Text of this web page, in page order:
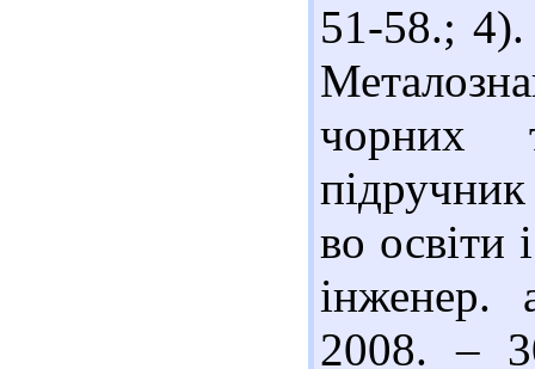
51-58.;
чорних
во освіти
2008. –